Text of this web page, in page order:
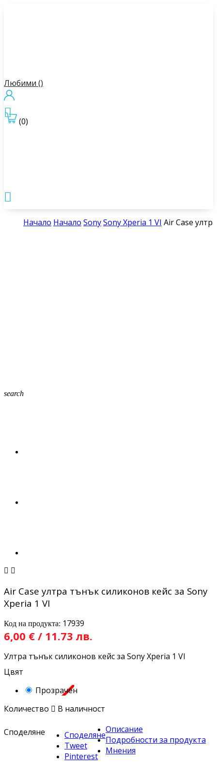
Любими ()
(0)


Начало Начало SonySony Xperia 1 VI Air Case
search
 
Air Case ултра тънък силиконов кейс за Sony
Xperia 1 VI
Код на продукта: 17939
6,00 € / 11.73 лв.
Ултра тънък силиконов кейс за Sony Xperia 1 VI
Цвят
Прозрачен
Количество  В наличност
Споделяне
Споделяне
Tweet
Pinterest
Описание
Подробности за продукта
Мнения